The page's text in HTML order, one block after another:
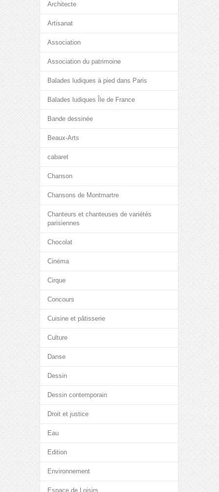
Architecte
Artisanat
Association
Association du patrimoine
Balades ludiques à pied dans Paris
Balades ludiques Île de France
Bande dessinée
Beaux-Arts
cabaret
Chanson
Chansons de Montmartre
Chanteurs et chanteuses de variétés
parisiennes
Chocolat
Cinéma
Cirque
Concours
Cuisine et pâtisserie
Culture
Danse
Dessin
Dessin contemporain
Droit et justice
Eau
Edition
Environnement
Espace de Loisirs